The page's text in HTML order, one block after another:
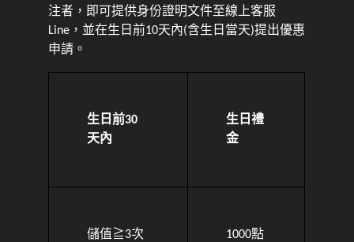
注者，即可提供身份證明文件至線上客服
Line，並在生日前10天內(含生日當天)提出優惠
申請。
生日前30
天內
生日禮
金
儲值≧3次 1000點